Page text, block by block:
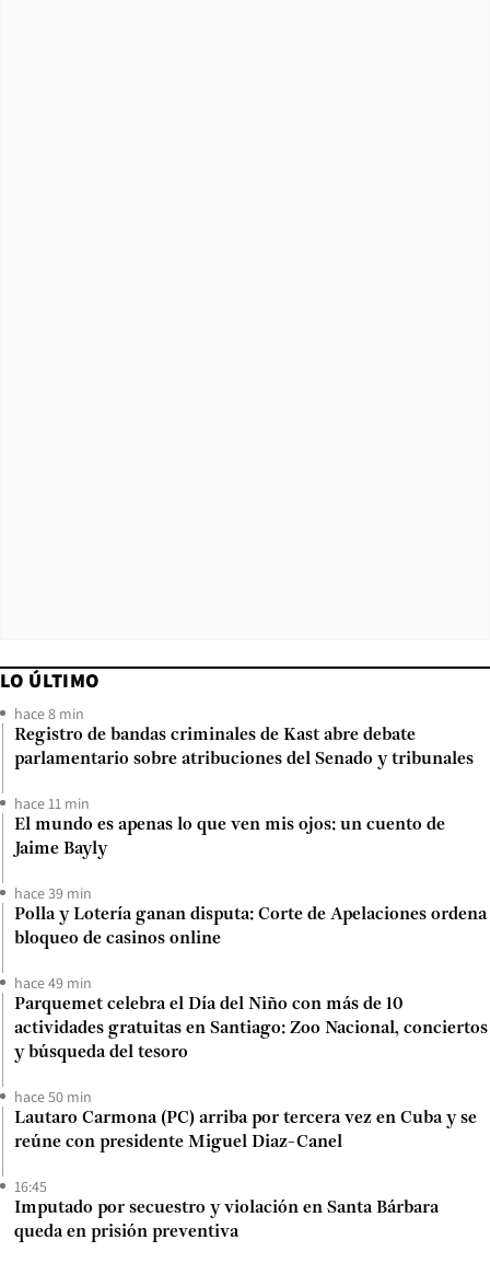
LO ÚLTIMO
hace 8 min
Registro de bandas criminales de Kast abre debate
parlamentario sobre atribuciones del Senado y tribunales
hace 11 min
El mundo es apenas lo que ven mis ojos: un cuento de
Jaime Bayly
hace 39 min
Polla y Lotería ganan disputa: Corte de Apelaciones ordena
bloqueo de casinos online
hace 49 min
Parquemet celebra el Día del Niño con más de 10
actividades gratuitas en Santiago: Zoo Nacional, conciertos
y búsqueda del tesoro
hace 50 min
Lautaro Carmona (PC) arriba por tercera vez en Cuba y se
reúne con presidente Miguel Diaz-Canel
16:45
Imputado por secuestro y violación en Santa Bárbara
queda en prisión preventiva